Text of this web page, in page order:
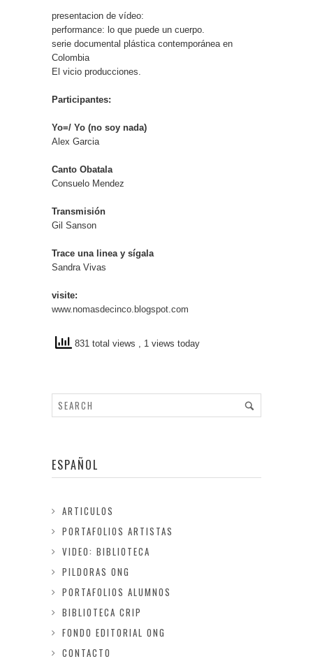
presentacion de vídeo:
performance: lo que puede un cuerpo.
serie documental plástica contemporánea en
Colombia
El vicio producciones.
Participantes:
Yo=/ Yo (no soy nada)
Alex Garcia
Canto Obatala
Consuelo Mendez
Transmisión
Gil Sanson
Trace una linea y sígala
Sandra Vivas
visite:
www.nomasdecinco.blogspot.com
831 total views , 1 views today
ESPAÑOL
ARTICULOS
PORTAFOLIOS ARTISTAS
VIDEO: BIBLIOTECA
PILDORAS ONG
PORTAFOLIOS ALUMNOS
BIBLIOTECA CRIP
FONDO EDITORIAL ONG
CONTACTO